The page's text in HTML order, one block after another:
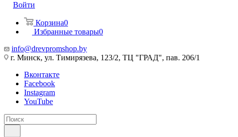
Войти
Корзина0
Избранные товары0
info@drevpromshop.by
г. Минск, ул. Тимирязева, 123/2, ТЦ "ГРАД", пав. 206/1
Вконтакте
Facebook
Instagram
YouTube